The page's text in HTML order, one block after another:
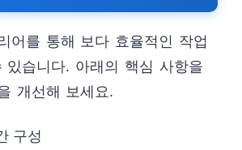
어를 통해 보다 효율적인 작업
있습니다. 아래의 핵심 사항을
개선해 보세요.
구성